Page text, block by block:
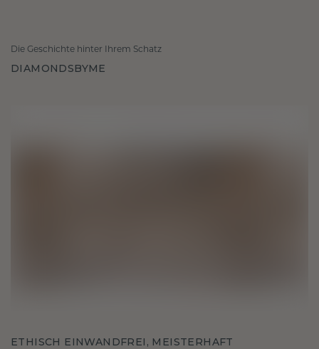
Die Geschichte hinter Ihrem Schatz
DIAMONDSBYME
ETHISCH EINWANDFREI, MEISTERHAFT